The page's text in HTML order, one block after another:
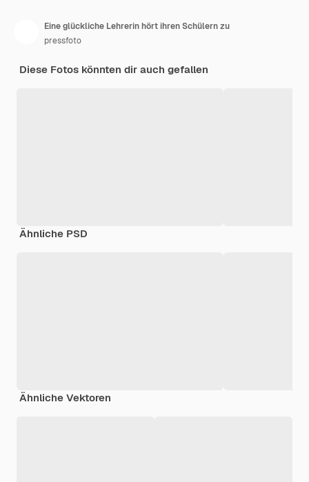
Eine glückliche Lehrerin hört ihren Schülern zu
pressfoto
Diese Fotos könnten dir auch gefallen
Ähnliche PSD
Ähnliche Vektoren